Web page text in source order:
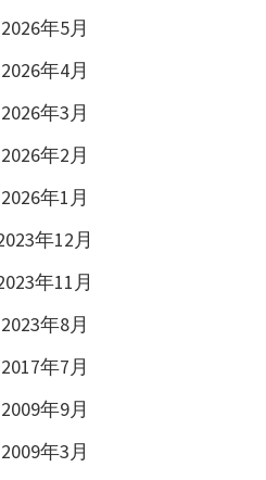
2026年5月
2026年4月
2026年3月
2026年2月
2026年1月
年12月
年11月
2023年8月
2017年7月
2009年9月
2009年3月